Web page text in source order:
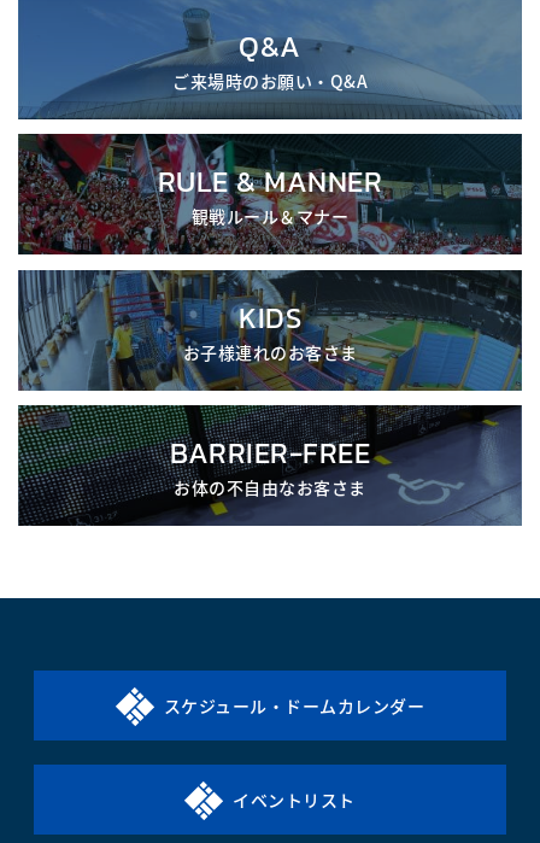
Q&A
ご来場時のお願い・Q&A
RULE & MANNER
観戦ルール＆マナー
KIDS
お子様連れのお客さま
BARRIER-FREE
お体の不自由なお客さま
スケジュール・ドームカレンダー
イベントリスト